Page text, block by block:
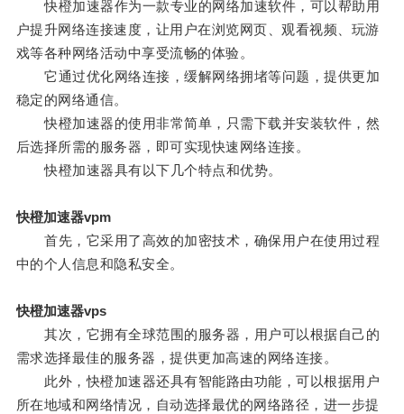
快橙加速器作为一款专业的网络加速软件，可以帮助用
户提升网络连接速度，让用户在浏览网页、观看视频、玩游
戏等各种网络活动中享受流畅的体验。
它通过优化网络连接，缓解网络拥堵等问题，提供更加
稳定的网络通信。
快橙加速器的使用非常简单，只需下载并安装软件，然
后选择所需的服务器，即可实现快速网络连接。
快橙加速器具有以下几个特点和优势。
快橙加速器vpm
首先，它采用了高效的加密技术，确保用户在使用过程
中的个人信息和隐私安全。
快橙加速器vps
其次，它拥有全球范围的服务器，用户可以根据自己的
需求选择最佳的服务器，提供更加高速的网络连接。
此外，快橙加速器还具有智能路由功能，可以根据用户
所在地域和网络情况，自动选择最优的网络路径，进一步提